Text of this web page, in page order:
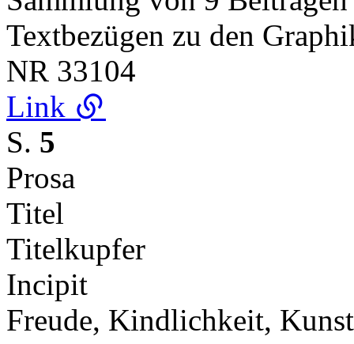
Textbezügen zu den
NR 33104
Link
S. 5
Prosa
Titel
Titelkupfer
Incipit
Freude, Kindlichkeit,